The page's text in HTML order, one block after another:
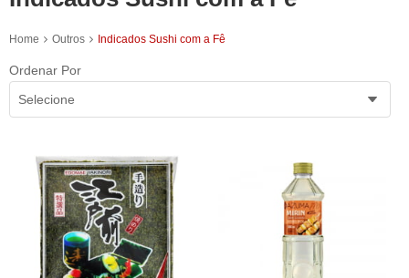
Home Outros Indicados Sushi com a Fê
Ordenar Por
Selecione